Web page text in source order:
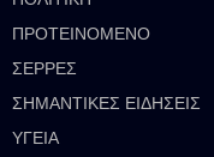
ΠΡΟΤΕΙΝΟΜΕΝΟ
ΣΕΡΡΕΣ
ΣΗΜΑΝΤΙΚΕΣ ΕΙΔΗΣΕΙΣ
ΥΓΕΙΑ